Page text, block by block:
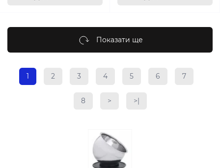
Показати ще
1 2 3 4 5 6 7
8 > >|